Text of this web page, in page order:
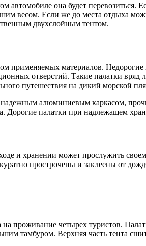
автомобиле она будет
весом. Если же до места отдыха
двухслойным тентом.
применяемых материалов.
отверстий. Такие палатки
путешествия на дикий морской
надежным алюминиевым каркасом,
Дорогие палатки при надлежащем
и хранении может прослужить
прострочены и заклеены от
на проживание четырех туристов.
тамбуром. Верхняя часть тента